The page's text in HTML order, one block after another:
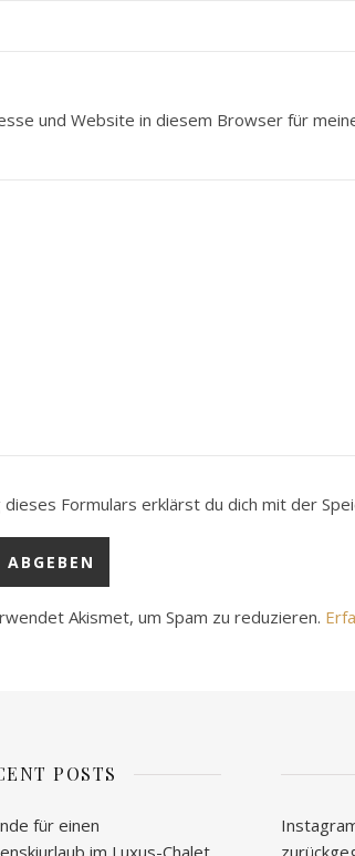
und Website in diesem Browser für
Formulars erklärst du dich mit der
Akismet, um Spam zu reduzieren.
POSTS
für einen
im Luxus-Chalet